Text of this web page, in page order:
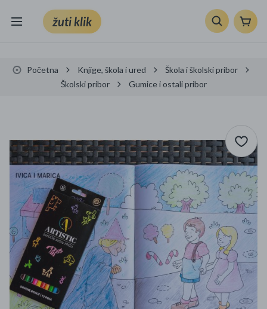
žuti klik
Knjige, škola i ured
TV, audio i foto
VRT I ALATI
Klik supermarket
Sport i slobodno vrijeme
Ljepota i zdravlje
Mame i bebe
Početna Knjige, škola i ured
Škola i školski pribor
Školski pribor
Gumice i ostali pribor